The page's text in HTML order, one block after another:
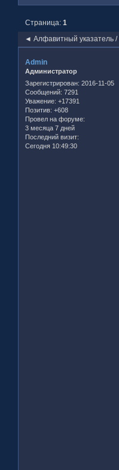
◄ Алфавитный указатель
Страница:1
Admin
Администратор
Зарегистрирован: 2016-11-05
Сообщений: 7291
Уважение: +17391
Позитив: +608
Провел на форуме:
3 месяца 7 дней
Последний визит:
Сегодня 10:49:30